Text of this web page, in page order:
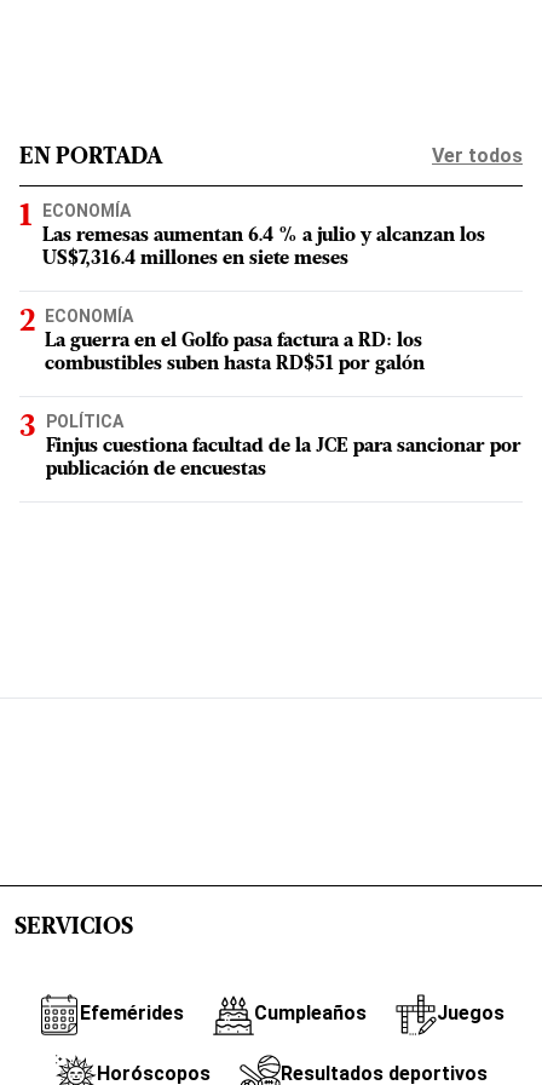
EN PORTADA Ver todos
ECONOMÍA
Las remesas aumentan 6.4 % a julio y alcanzan los
US$7,316.4 millones en siete meses
ECONOMÍA
La guerra en el Golfo pasa factura a RD: los
combustibles suben hasta RD$51 por galón
POLÍTICA
Finjus cuestiona facultad de la JCE para sancionar por
publicación de encuestas
SERVICIOS
Efemérides Cumpleaños Juegos
Horóscopos Resultados deportivos